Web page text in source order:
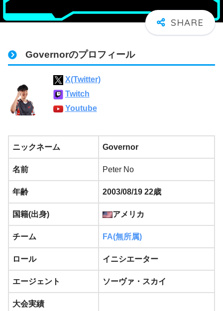
Governorのプロフィール
X(Twitter)
Twitch
Youtube
ニックネーム Governor
名前 Peter No
年齢 2003/08/19 22歳
国籍(出身) アメリカ
チーム FA(無所属)
ロール イニシエーター
エージェント ソーヴァ・スカイ
大会実績